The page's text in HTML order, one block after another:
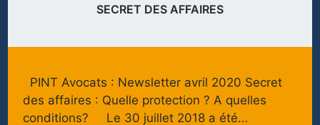
SECRET DES AFFAIRES
PINT Avocats : Newsletter avril 2020 Secret
des affaires : Quelle protection ? A quelles
conditions? Le 30 juillet 2018 a été…